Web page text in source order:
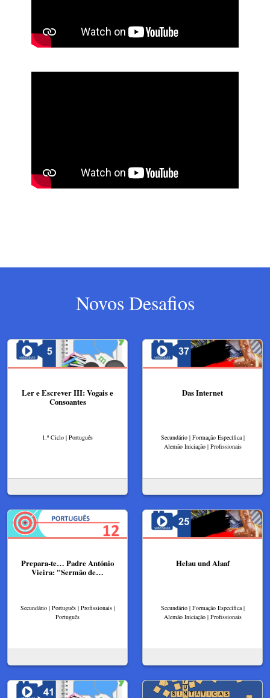
Novos Desafios
Ler e Escrever III: Vogais e
Consoantes
1.º Ciclo | Português
Das Internet
Secundário | Formação Específica |
Alemão Iniciação | Profissionais
Prepara-te… Padre António
Vieira: "Sermão de…
Secundário | Português | Profissionais |
Português
Helau und Alaaf
Secundário | Formação Específica |
Alemão Iniciação | Profissionais